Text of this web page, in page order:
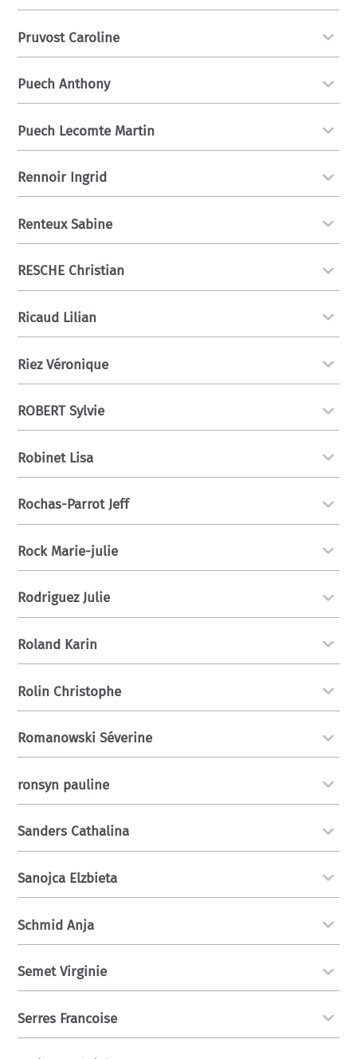
Pruvost Caroline
Puech Anthony
Puech Lecomte Martin
Rennoir Ingrid
Renteux Sabine
RESCHE Christian
Ricaud Lilian
Riez Véronique
ROBERT Sylvie
Robinet Lisa
Rochas-Parrot Jeff
Rock Marie-julie
Rodriguez Julie
Roland Karin
Rolin Christophe
Romanowski Séverine
ronsyn pauline
Sanders Cathalina
Sanojca Elzbieta
Schmid Anja
Semet Virginie
Serres Francoise